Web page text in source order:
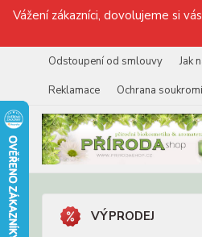
Vážení zákazníci, dovolujeme si
Odstoupení od smlouvy Jak
Reklamace
Ochrana soukromí
VÝPRODEJ